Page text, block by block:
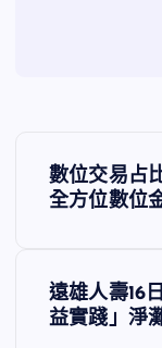
文
章
覽
數位交易占
全方位數位
遠雄人壽16
益實踐」淨